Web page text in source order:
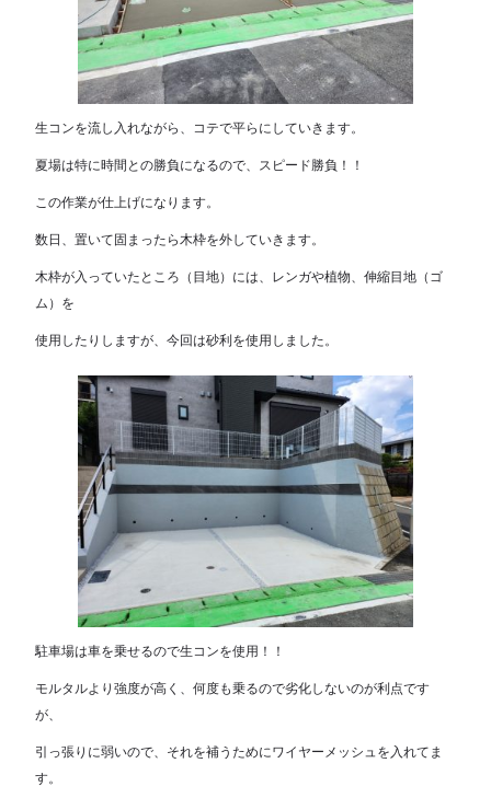
生コンを流し入れながら、コテで平らにしていきます。
夏場は特に時間との勝負になるので、スピード勝負！！
この作業が仕上げになります。
数日、置いて固まったら木枠を外していきます。
木枠が入っていたところ（目地）には、レンガや植物、伸縮目地（ゴ
ム）を
使用したりしますが、今回は砂利を使用しました。
駐車場は車を乗せるので生コンを使用！！
モルタルより強度が高く、何度も乗るので劣化しないのが利点です
が、
引っ張りに弱いので、それを補うためにワイヤーメッシュを入れてま
す。